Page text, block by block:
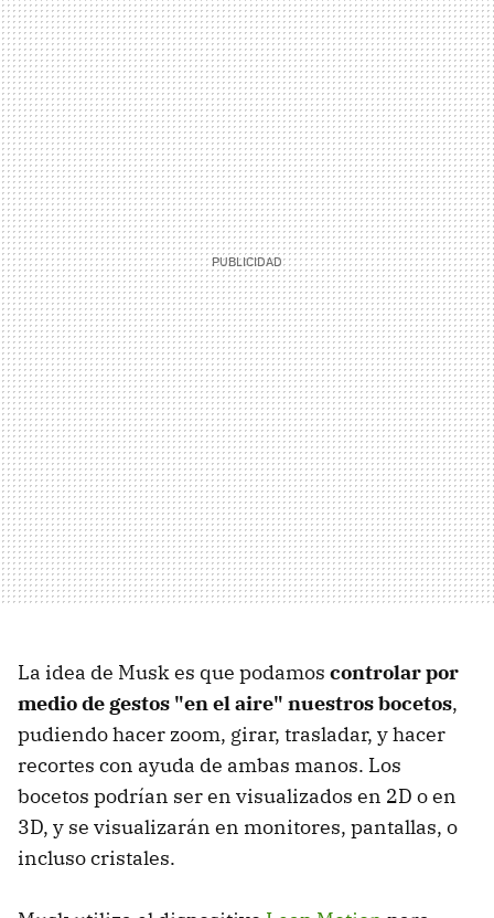
La idea de Musk es que podamos controlar por
medio de gestos "en el aire" nuestros bocetos,
pudiendo hacer zoom, girar, trasladar, y hacer
recortes con ayuda de ambas manos. Los
bocetos podrían ser en visualizados en 2D o en
3D, y se visualizarán en monitores, pantallas, o
incluso cristales.